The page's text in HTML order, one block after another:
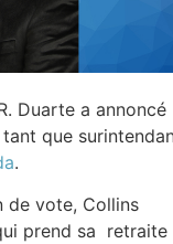
Duarte a annoncé
tant que
.
de vote, Collins
prend sa retraite